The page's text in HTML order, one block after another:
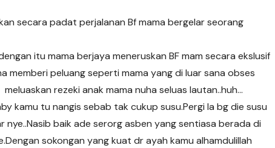
secara padat perjalanan Bf mama bergelar seorang
itu mama berjaya meneruskan BF mam secara ekslusif
memberi peluang seperti mama yang di luar sana obses
rezeki anak mama nuha seluas lautan..huh…
kamu tu nangis sebab tak cukup susu.Pergi la bg die susu
nye..Nasib baik ade serorg asben yang sentiasa berada di
sokongan yang kuat dr ayah kamu alhamdulillah